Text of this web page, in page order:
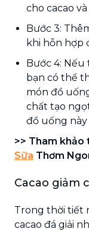
cho cacao
Bước 3:
khi hỗn hợp
Bước 4:
bạn có thể
món đồ
chất tạo
đồ uống này
>> Tham khảo
Sữa Thơm
Cacao giảm
Trong thời tiết
cacao đá giải